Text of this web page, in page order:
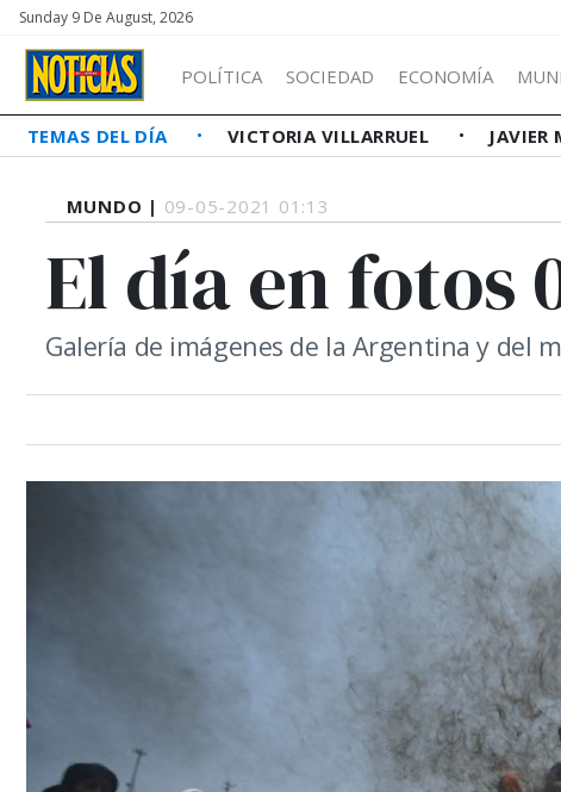
Sunday 9 De August, 2026
POLÍTICA SOCIEDAD ECONOMÍA
TEMAS DEL DÍA VICTORIA VILLARRUEL JAVIER
MUNDO | 09-05-2021 01:13
El día en fotos
Galería de imágenes de la Argentina y del